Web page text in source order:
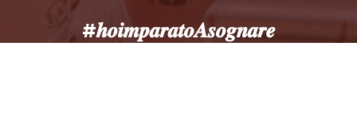
#𝒉𝒐𝒊𝒎𝒑𝒂𝒓𝒂𝒕𝒐𝑨𝒔𝒐𝒈𝒏𝒂𝒓𝒆